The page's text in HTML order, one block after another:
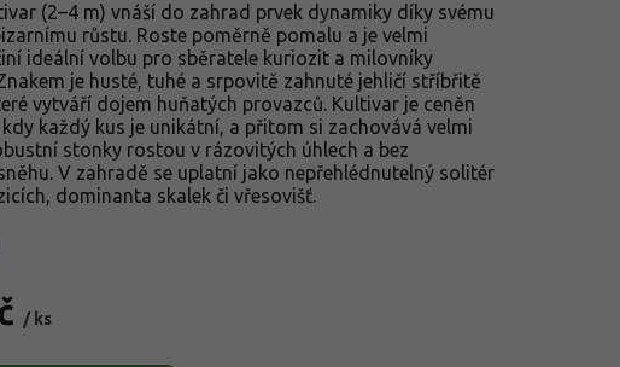
/ ks
(2–4 m) vnáší do zahrad prvek dynamiky díky svému
růstu. Roste poměrně pomalu a je velmi
ideální volbu pro sběratele kuriozit a milovníky
je husté, tuhé a srpovitě zahnuté jehličí stříbřitě
vytváří dojem huňatých provazců. Kultivar je ceněn
každý kus je unikátní, a přitom si zachovává velmi
stonky rostou v rázovitých úhlech a bez
V zahradě se uplatní jako nepřehlédnutelný solitér
dominanta skalek či vřesovišť.